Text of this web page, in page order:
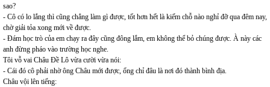
sao?
- Cô có lo lắng thì cũng chẳng làm gì được, tốt hơn hết là kiếm chỗ nào nghỉ đỡ qua đêm nay,
chờ giải tỏa xong mới về được.
- Đám học trò của em chạy ra đây cũng đông lắm, em không thể bỏ chúng được. À này các
anh đừng pháo vào trường học nghe.
Tôi vỗ vai Châu Đề Lô vừa cười vừa nói:
- Cái đó cô phải nhờ ông Châu mới được, ổng chỉ đâu là nơi đó thành bình địa.
Châu vội lên tiếng: